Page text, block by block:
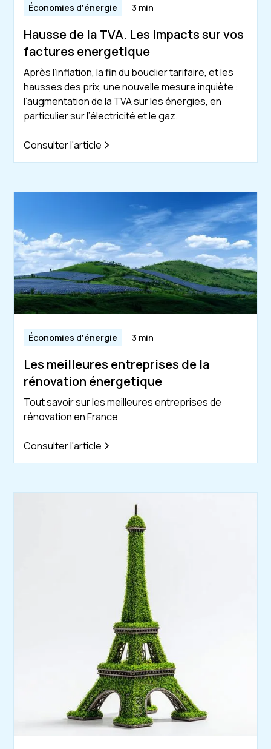
Économies d'énergie 3 min
Hausse de la TVA. Les impacts sur vos
factures energetique
Après l’inflation, la fin du bouclier tarifaire, et les
hausses des prix, une nouvelle mesure inquiète :
l’augmentation de la TVA sur les énergies, en
particulier sur l’électricité et le gaz.
Consulter l'article
Économies d'énergie 3 min
Les meilleures entreprises de la
rénovation énergetique
Tout savoir sur les meilleures entreprises de
rénovation en France
Consulter l'article